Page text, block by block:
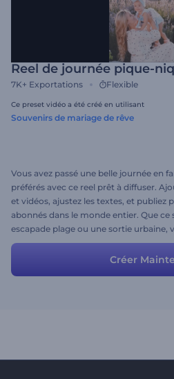
Reel de journée pique-
7K+ Exportations Flexible
Ce preset vidéo a été créé en utilisant
Souvenirs de mariage de rêve
Vous avez passé une belle journée en
préférés avec ce reel prêt à diffuser.
et vidéos, ajustez les textes, et publiez
abonnés dans le monde entier. Que
escapade plage ou une sortie
en quelques secondes. Testez-le dès
Créer